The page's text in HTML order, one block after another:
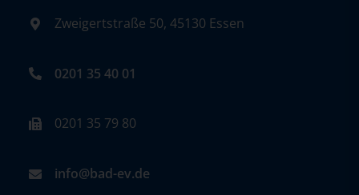
Zweigertstraße 50, 45130 Essen
0201 35 40 01
0201 35 79 80
info@bad-ev.de